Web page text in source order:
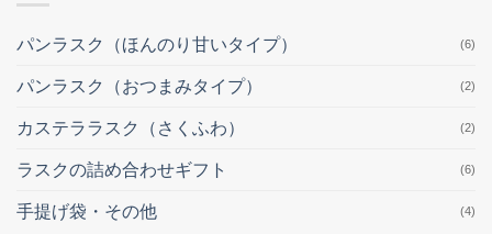
パンラスク（ほんのり甘いタイプ） (6)
パンラスク（おつまみタイプ） (2)
カステララスク（さくふわ） (2)
ラスクの詰め合わせギフト (6)
手提げ袋・その他 (4)